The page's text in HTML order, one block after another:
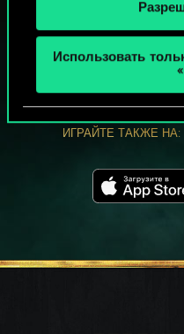
Использовать
МОЖЕТ
ИГРАЙТЕ ТАКЖЕ НА: